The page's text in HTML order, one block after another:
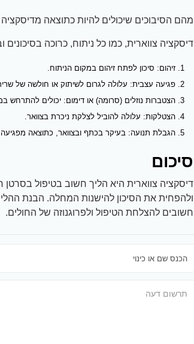
מהם הסיבוכים שיכולים להיות כתוצאה מדיסקציה
דיסקציה צווארית, כמו כל ניתוח, כרוכה בסיכונים
זיהום: סיכון לפתח זיהום במקום הניתוח.
פגיעה עצבית: עלולה לגרום לשיתוק או חולשה של
הצטברות נוזלים (סרומה) או דימום: יכולים להתרחש
הצטלקות: עלולה להוביל לצלקת ניכרת בצוואר.
הגבלת תנועה: בעיקר בכתף ובצוואר, כתוצאה
סיכום
דיסקציה צווארית היא הליך חשוב בטיפול
ולהפחית את הסיכון להישנות המחלה. הבנת
חשובים להצלחת הטיפול ולפרוגנוזה של החולים.